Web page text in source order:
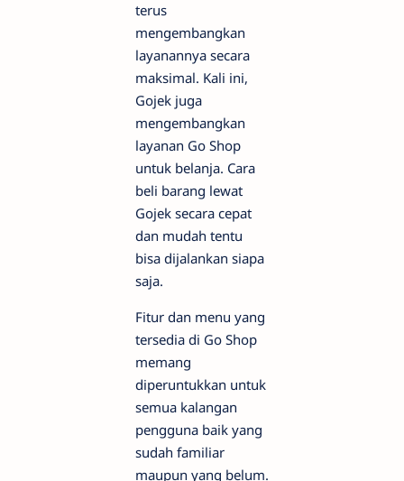
terus
mengembangkan
layanannya secara
maksimal. Kali ini,
Gojek juga
mengembangkan
layanan Go Shop
untuk belanja. Cara
beli barang lewat
Gojek secara cepat
dan mudah tentu
bisa dijalankan siapa
saja.
Fitur dan menu yang
tersedia di Go Shop
memang
diperuntukkan untuk
semua kalangan
pengguna baik yang
sudah familiar
maupun yang belum.